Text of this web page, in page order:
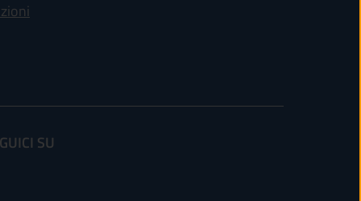
SU